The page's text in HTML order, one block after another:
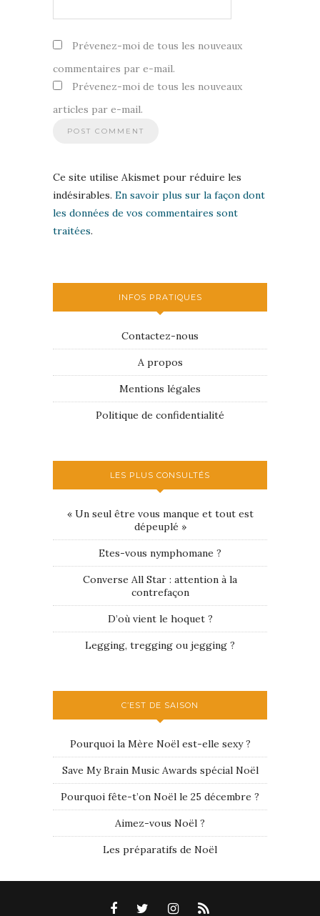
Prévenez-moi de tous les nouveaux
commentaires par e-mail.
Prévenez-moi de tous les nouveaux
articles par e-mail.
Ce site utilise Akismet pour réduire les
indésirables. En savoir plus sur la façon dont
les données de vos commentaires sont
traitées.
INFOS PRATIQUES
Contactez-nous
A propos
Mentions légales
Politique de confidentialité
LES PLUS CONSULTÉS
« Un seul être vous manque et tout est
dépeuplé »
Etes-vous nymphomane ?
Converse All Star : attention à la
contrefaçon
D’où vient le hoquet ?
Legging, tregging ou jegging ?
C’EST DE SAISON
Pourquoi la Mère Noël est-elle sexy ?
Save My Brain Music Awards spécial Noël
Pourquoi fête-t’on Noël le 25 décembre ?
Aimez-vous Noël ?
Les préparatifs de Noël